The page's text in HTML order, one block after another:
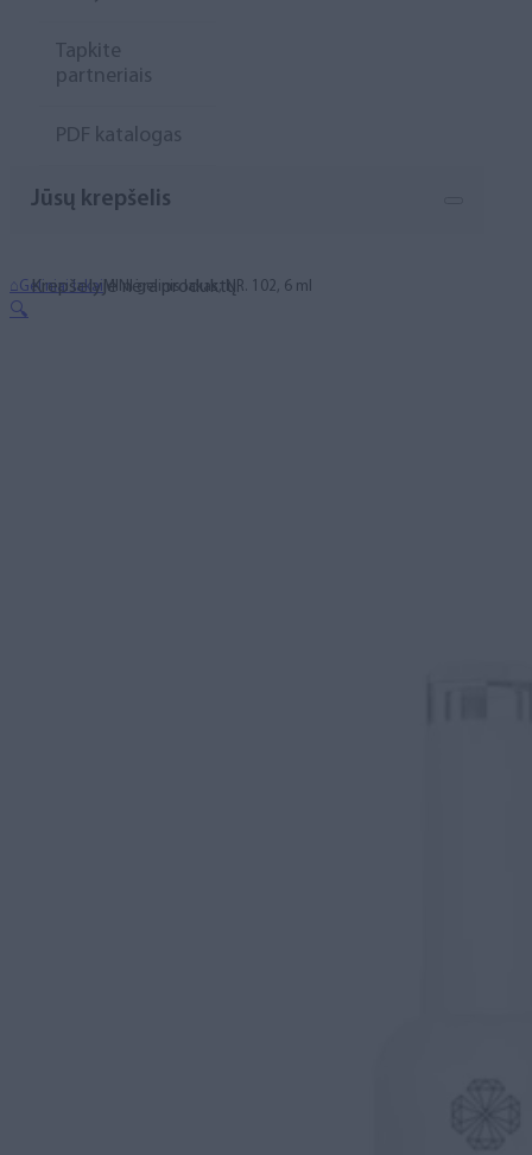
Tapkite
partneriais
PDF katalogas
Jūsų krepšelis
Krepšelyje nėra produktų.
⌂Geliniai lakai MINI gelinis lakas, NR. 102, 6 ml
🔍